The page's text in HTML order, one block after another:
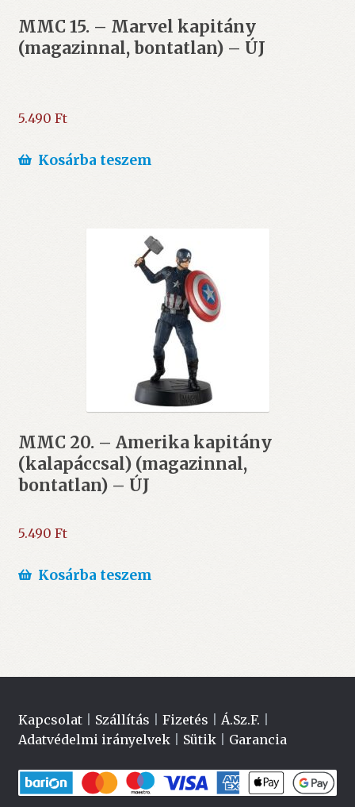
MMC 15. – Marvel kapitány
(magazinnal, bontatlan) – ÚJ
5.490 Ft
Kosárba teszem
MMC 20. – Amerika kapitány
(kalapáccsal) (magazinnal,
bontatlan) – ÚJ
5.490 Ft
Kosárba teszem
Kapcsolat| Szállítás Fizetés Á.Sz.F.
Adatvédelmi irányelvek| Sütik| Garancia